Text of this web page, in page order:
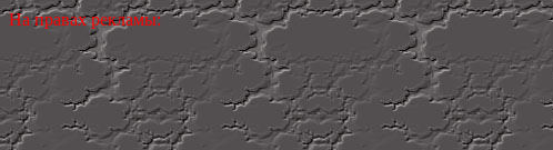
На правах рекламы: